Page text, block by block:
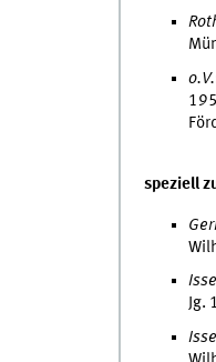
o.V.
speziell
Jg.